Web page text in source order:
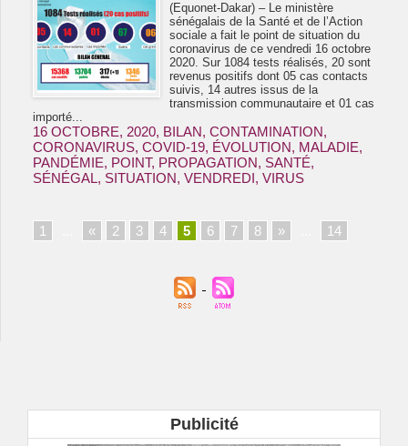
(Equonet-Dakar) – Le ministère
sénégalais de la Santé et de l’Action
sociale a fait le point de situation du
coronavirus de ce vendredi 16 octobre
2020. Sur 1084 tests réalisés, 20 sont
revenus positifs dont 05 cas contacts
suivis, 14 autres issus de la
transmission communautaire et 01 cas
importé...
16 OCTOBRE, 2020, BILAN, CONTAMINATION,
CORONAVIRUS, COVID-19, ÉVOLUTION, MALADIE,
PANDÉMIE, POINT, PROPAGATION, SANTÉ,
SÉNÉGAL, SITUATION, VENDREDI, VIRUS
1 « 2 3 4 5 6 7 8 » 14
Publicité